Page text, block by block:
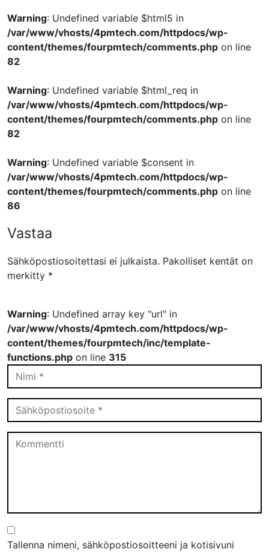
Warning: Undefined variable $html5 in
/var/www/vhosts/4pmtech.com/httpdocs/wp-
content/themes/fourpmtech/comments.php on line
82
Warning: Undefined variable $html_req in
/var/www/vhosts/4pmtech.com/httpdocs/wp-
content/themes/fourpmtech/comments.php on line
82
Warning: Undefined variable $consent in
/var/www/vhosts/4pmtech.com/httpdocs/wp-
content/themes/fourpmtech/comments.php on line
86
Vastaa
Sähköpostiosoitettasi ei julkaista. Pakolliset kentät on
merkitty *
Warning: Undefined array key "url" in
/var/www/vhosts/4pmtech.com/httpdocs/wp-
content/themes/fourpmtech/inc/template-
functions.php on line 315
Tallenna nimeni, sähköpostiosoitteeni ja kotisivuni